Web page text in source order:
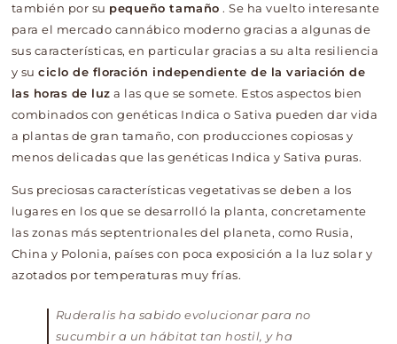
también por su pequeño tamaño . Se ha vuelto interesante
para el mercado cannábico moderno gracias a algunas de
sus características, en particular gracias a su alta resiliencia
y suciclo de floración independiente de la variación de
las horas de luz a las que se somete. Estos aspectos bien
combinados con genéticas Indica o Sativa pueden dar vida
a plantas de gran tamaño, con producciones copiosas y
menos delicadas que las genéticas Indica y Sativa puras.
Sus preciosas características vegetativas se deben a los
lugares en los que se desarrolló la planta, concretamente
las zonas más septentrionales del planeta, como Rusia,
China y Polonia, países con poca exposición a la luz solar y
azotados por temperaturas muy frías.
Ruderalis ha sabido evolucionar para no
sucumbir a un hábitat tan hostil, y ha